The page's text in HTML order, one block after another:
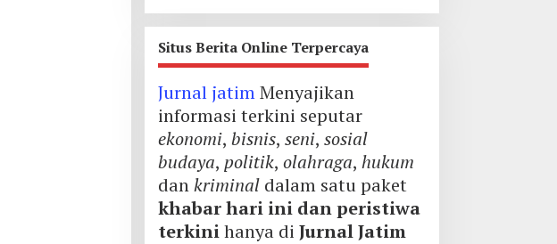
Situs Berita Online Terpercaya
Jurnal jatimMenyajikan
informasi terkini seputar
ekonomi, bisnis, seni, sosial
budaya, politik, olahraga, hukum
dankriminaldalam satu paket
khabar hari ini dan peristiwa
terkinihanya di Jurnal Jatim